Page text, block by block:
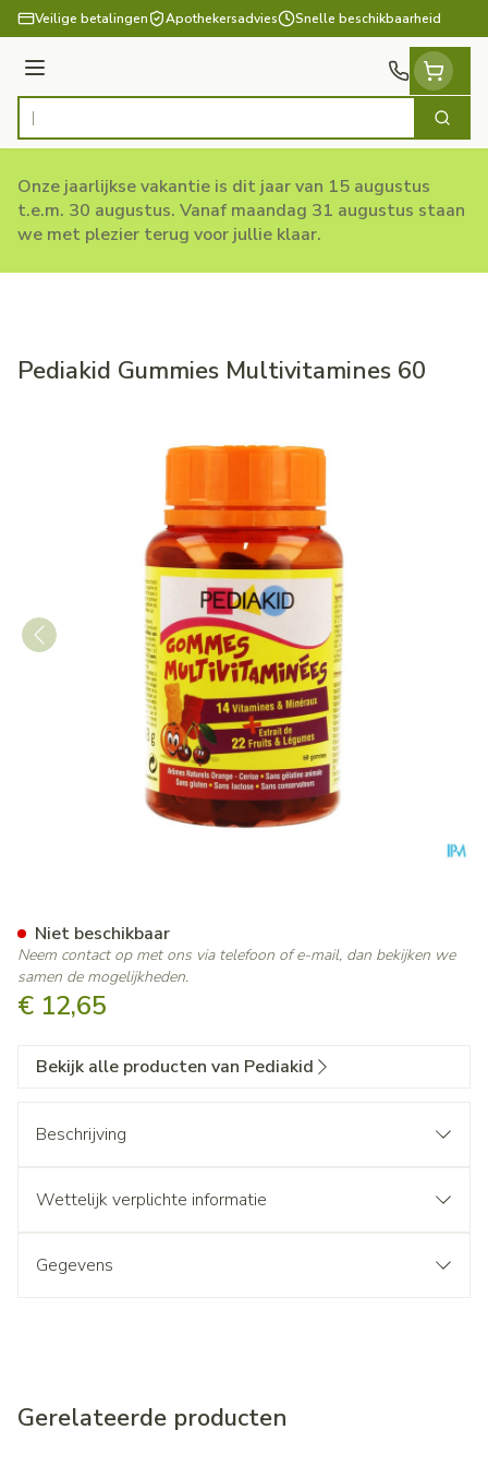
Ga naar de inhoud
Veilige betalingen Apothekersadvies Snelle beschikbaarheid
Menu
Product, merk, categorie... Zoek
Onze jaarlijkse vakantie is dit jaar van 15 augustus
t.e.m. 30 augustus. Vanaf maandag 31 augustus staan
we met plezier terug voor jullie klaar.
Pediakid Gummies Multivitamines 60
€ 12,65
Niet beschikbaar
Neem contact op met ons via telefoon of e-mail, dan bekijken we
samen de mogelijkheden.
Bekijk alle producten van Pediakid
Beschrijving
Wettelijk verplichte informatie
Gegevens
Gerelateerde producten